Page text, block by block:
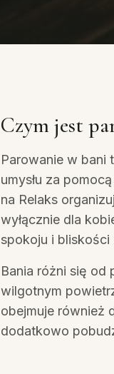
Czym jest
Parowanie w bani
umysłu za
na Relaks
wyłącznie dla
spokoju i bliskości
Bania różni się od
wilgotnym
obejmuje również
dodatkowo